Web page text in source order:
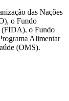
das Nações
o Fundo
(FIDA), o Fundo
Alimentar
(OMS).